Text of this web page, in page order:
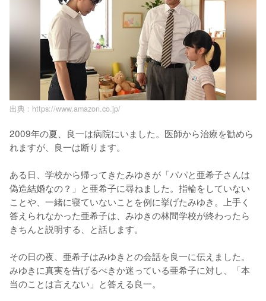
出典 : https://www.amazon.co.jp/
2009年の夏、良一は病院にいました。医師から治療を勧めら
れますが、良一は断ります。
ある日、学校から帰ってきたみゆきが「パパと亜希子さんは
偽造結婚なの？」と亜希子に尋ねました。指輪をしていない
ことや、一緒に寝ていないことを例に挙げたみゆき。上手く
答えられなかった亜希子は、みゆきの林間学校が終わったら
きちんと説明する、と話します。
その日の夜、亜希子はみゆきとの会話を良一に伝えました。
みゆきに真実を告げるべきか迷っている亜希子に対し、「本
当のことは言えない」と答える良一。